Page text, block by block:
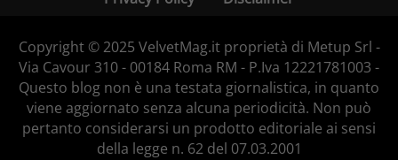
Copyright © 2025 VelvetMag.it proprietà di Metup Srl -
Via Cavour 310 - 00184 Roma RM - P.Iva 12221781003 -
Questo blog non è una testata giornalistica, in quanto
viene aggiornato senza alcuna periodicità. Non può
pertanto considerarsi un prodotto editoriale ai sensi
della legge n. 62 del 07.03.2001